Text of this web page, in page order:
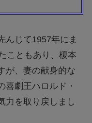
んじて1957年にま
こともあり、榎本
が、妻の献身的な
喜劇王ハロルド・
力を取り戻しまし